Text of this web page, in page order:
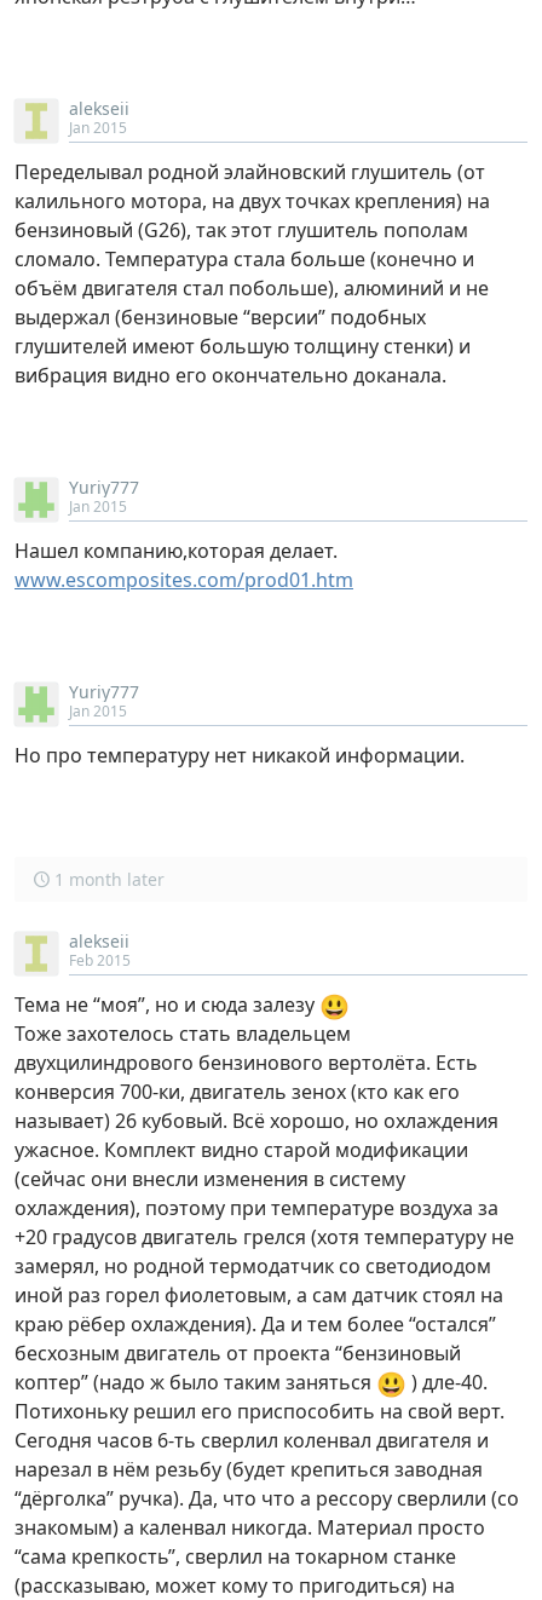
alekseii
Jan 2015
Переделывал родной элайновский глушитель (от
калильного мотора, на двух точках крепления) на
бензиновый (G26), так этот глушитель пополам
сломало. Температура стала больше (конечно и
объём двигателя стал побольше), алюминий и не
выдержал (бензиновые “версии” подобных
глушителей имеют большую толщину стенки) и
вибрация видно его окончательно доканала.
Yuriy777
Jan 2015
Нашел компанию,которая делает.
www.escomposites.com/prod01.htm
Yuriy777
Jan 2015
Но про температуру нет никакой информации.
1 month later
alekseii
Feb 2015
Тема не “моя”, но и сюда залезу 😃
Тоже захотелось стать владельцем
двухцилиндрового бензинового вертолёта. Есть
конверсия 700-ки, двигатель зенох (кто как его
называет) 26 кубовый. Всё хорошо, но охлаждения
ужасное. Комплект видно старой модификации
(сейчас они внесли изменения в систему
охлаждения), поэтому при температуре воздуха за
+20 градусов двигатель грелся (хотя температуру не
замерял, но родной термодатчик со светодиодом
иной раз горел фиолетовым, а сам датчик стоял на
краю рёбер охлаждения). Да и тем более “остался”
бесхозным двигатель от проекта “бензиновый
коптер” (надо ж было таким заняться 😃 ) дле-40.
Потихоньку решил его приспособить на свой верт.
Сегодня часов 6-ть сверлил коленвал двигателя и
нарезал в нём резьбу (будет крепиться заводная
“дёрголка” ручка). Да, что что а рессору сверлили (со
знакомым) а каленвал никогда. Материал просто
“сама крепкость”, сверлил на токарном станке
(рассказываю, может кому то пригодиться) на